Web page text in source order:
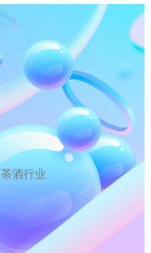
茶酒行业